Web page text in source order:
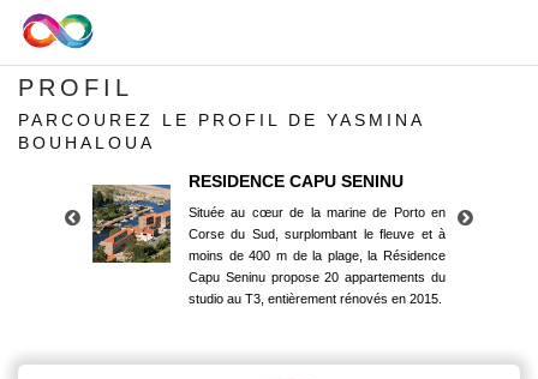
PROFIL
PARCOUREZ LE PROFIL DE YASMINA
BOUHALOUA
RESIDENCE CAPU SENINU
Située au cœur de la marine de Porto en
Corse du Sud, surplombant le fleuve et à
moins de 400 m de la plage, la Résidence
Capu Seninu propose 20 appartements du
studio au T3, entièrement rénovés en 2015.